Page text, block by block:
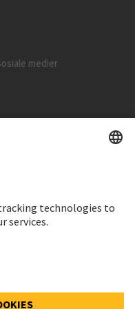
medier